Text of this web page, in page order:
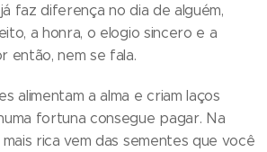
faz diferença no dia de alguém,
a honra, o elogio sincero e a
então, nem se fala.
alimentam a alma e criam laços
fortuna consegue pagar. Na
rica vem das sementes que você